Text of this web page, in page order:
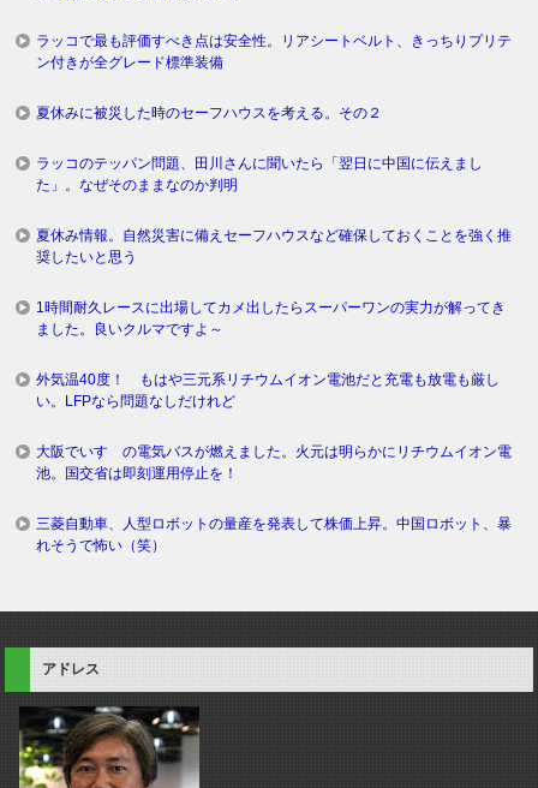
ラッコで最も評価すべき点は安全性。リアシートベルト、きっちりプリテ
ン付きが全グレード標準装備
夏休みに被災した時のセーフハウスを考える。その２
ラッコのテッパン問題、田川さんに聞いたら「翌日に中国に伝えまし
た」。なぜそのままなのか判明
夏休み情報。自然災害に備えセーフハウスなど確保しておくことを強く推
奨したいと思う
1時間耐久レースに出場してカメ出したらスーパーワンの実力が解ってき
ました。良いクルマですよ～
外気温40度！ もはや三元系リチウムイオン電池だと充電も放電も厳し
い。LFPなら問題なしだけれど
大阪でいすゞの電気バスが燃えました。火元は明らかにリチウムイオン電
池。国交省は即刻運用停止を！
三菱自動車、人型ロボットの量産を発表して株価上昇。中国ロボット、暴
れそうで怖い（笑）
アドレス